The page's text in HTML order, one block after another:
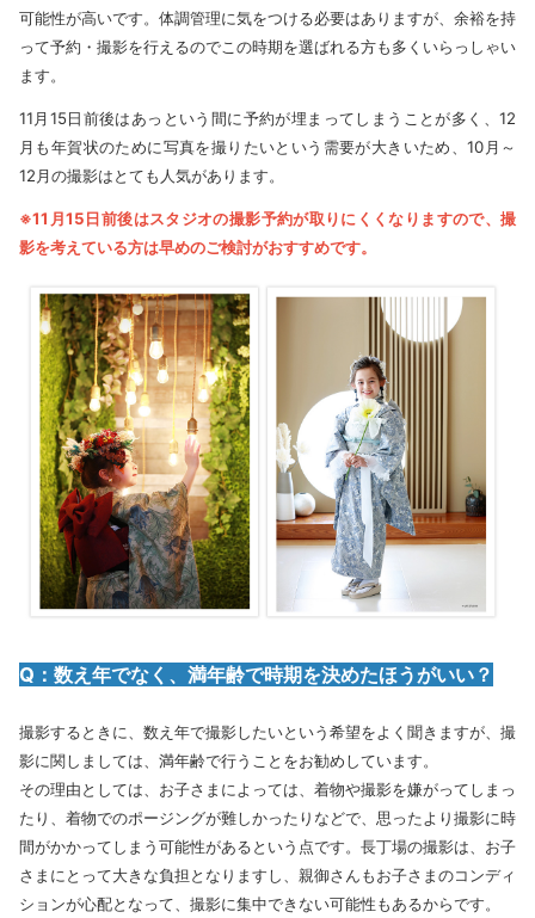
可能性が高いです。体調管理に気をつける必要はありますが、余裕を持
って予約・撮影を行えるのでこの時期を選ばれる方も多くいらっしゃい
ます。
11月15日前後はあっという間に予約が埋まってしまうことが多く、12
月も年賀状のために写真を撮りたいという需要が大きいため、10月～
12月の撮影はとても人気があります。
※11月15日前後はスタジオの撮影予約が取りにくくなりますので、撮
影を考えている方は早めのご検討がおすすめです。
Q：数え年でなく、満年齢で時期を決めたほうがいい？
撮影するときに、数え年で撮影したいという希望をよく聞きますが、撮
影に関しましては、満年齢で行うことをお勧めしています。
その理由としては、お子さまによっては、着物や撮影を嫌がってしまっ
たり、着物でのポージングが難しかったりなどで、思ったより撮影に時
間がかかってしまう可能性があるという点です。長丁場の撮影は、お子
さまにとって大きな負担となりますし、親御さんもお子さまのコンディ
ションが心配となって、撮影に集中できない可能性もあるからです。